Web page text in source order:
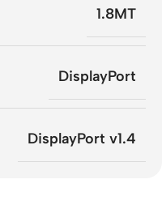
1.8MT
DisplayPort
DisplayPort v1.4